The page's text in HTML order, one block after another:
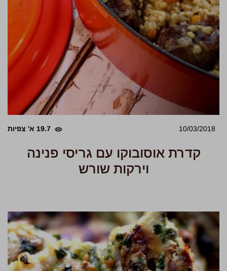
10/03/2018 19.7 א' צפיות
קדרת אוסובוקו עם גריסי פנינה
וירקות שורש